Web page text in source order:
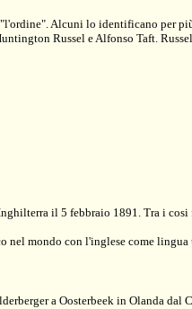
Alcuni lo identificano per
Russel e Alfonso Taft.
il 5 febbraio 1891. Tra i
mondo con l'inglese come
a Oosterbeek in Olanda